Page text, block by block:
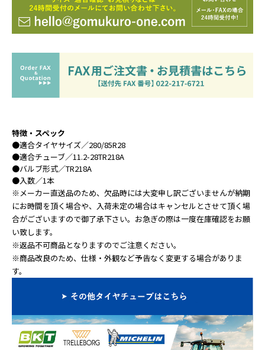
特徴・スペック
●適合タイヤサイズ／280/85R28
●適合チューブ／11.2-28TR218A
●バルブ形式／TR218A
●入数／1本
※メーカー直送品のため、欠品時には大変申し訳ございませんが納期
にお時間を頂く場合や、入荷未定の場合はキャンセルとさせて頂く場
合がございますので御了承下さい。お急ぎの際は一度在庫確認をお願
い致します。
※返品不可商品となりますのでご注意ください。
※商品改良のため、仕様・外観など予告なく変更する場合がありま
す。